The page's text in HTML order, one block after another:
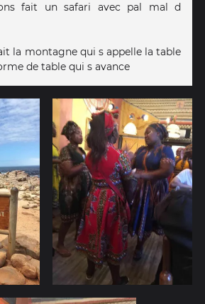
fait un safari avec pal mal d
la montagne qui s appelle la table
de table qui s avance